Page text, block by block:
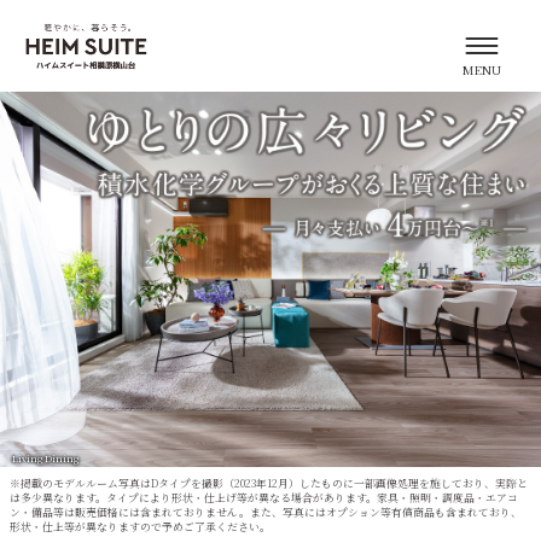
Living Dining
※掲載のモデルルーム写真はDタイプを撮影（2023年12月）したものに一部画像処理を施しており、実際と
は多少異なります。タイプにより形状・仕上げ等が異なる場合があります。家具・照明・調度品・エアコ
ン・備品等は販売価格には含まれておりません。また、写真にはオプション等有償商品も含まれており、
形状・仕上等が異なりますので予めご了承ください。